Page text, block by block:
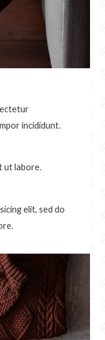
incididunt.
ut labore.
elit, sed do